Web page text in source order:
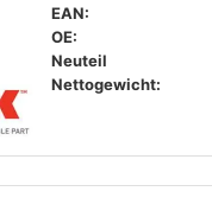
EAN:
OE:
Neuteil
Nettogewicht: